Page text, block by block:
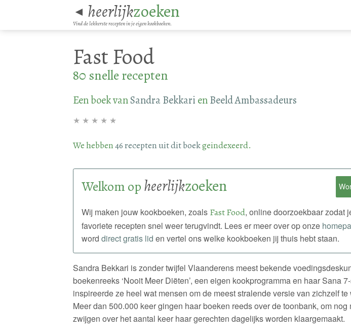
◄ heerlijkzoeken
Vind de lekkerste recepten in je eigen kookboeken.
Fast Food
80 snelle recepten
Een boek vanSandra Bekkari enBeeld Ambassadeurs
★ ★ ★ ★ ★
We hebben46 recepten uit dit boekgeindexeerd.
Welkom op heerlijkzoeken
Wij maken jouw kookboeken, zoals Fast Food, online doorzoekbaar zodat
favoriete recepten snel weer terugvindt. Lees er meer over op onze
word direct gratis lid en vertel ons welke kookboeken jij thuis hebt staan.
Sandra Bekkari is zonder twijfel Vlaanderens meest bekende
boekenreeks ‘Nooit Meer Diëten’, een eigen kookprogramma en haar Sana
inspireerde ze heel wat mensen om de meest stralende versie van zichzelf te
Meer dan 500.000 keer gingen haar boeken reeds over de toonbank, om nog
zwijgen over het aantal keer haar gerechten dagelijks worden klaargemaakt.